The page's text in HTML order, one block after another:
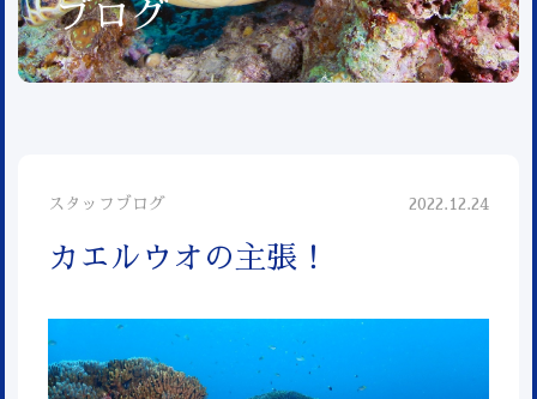
ブログ
スタッフブログ 2022.12.24
カエルウオの主張！